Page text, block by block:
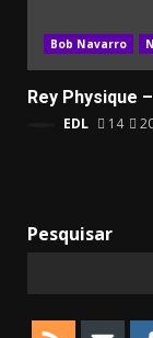
Bob Navarro
Rey Physique
EDL 14
Pesquisar